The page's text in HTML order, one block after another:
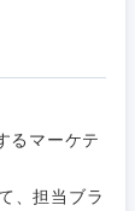
るマーケテ
、担当ブラ